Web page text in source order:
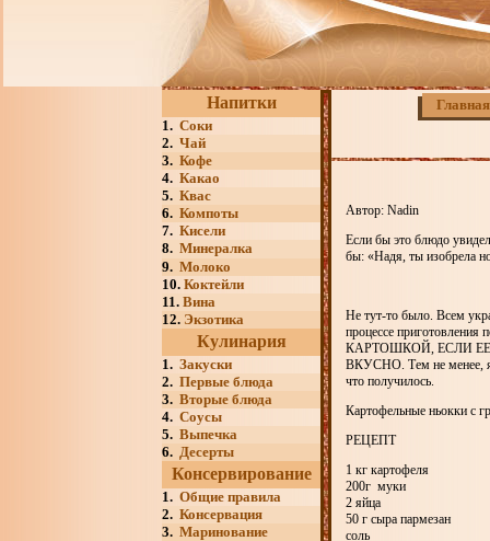
Напитки
1. Соки
2. Чай
3. Кофе
4. Какао
5. Квас
6. Компоты
7. Кисели
8. Минералка
9. Молоко
10. Коктейли
11. Вина
12. Экзотика
Кулинария
1. Закуски
2. Первые блюда
3. Вторые блюда
4. Соусы
5. Выпечка
6. Десерты
Консервирование
1. Общие правила
2. Консервация
3. Маринование
Главная
Автор: Nadin
Если бы это блюдо
бы: «Надя, ты изобрела
Не тут-то было. Всем
процессе
КАРТОШКОЙ, ЕСЛИ
ВКУСНО. Тем не менее, я
что получилось.
Картофельные ньокки с
РЕЦЕПТ
1 кг картофеля
200г муки
2 яйца
50 г сыра пармезан
соль